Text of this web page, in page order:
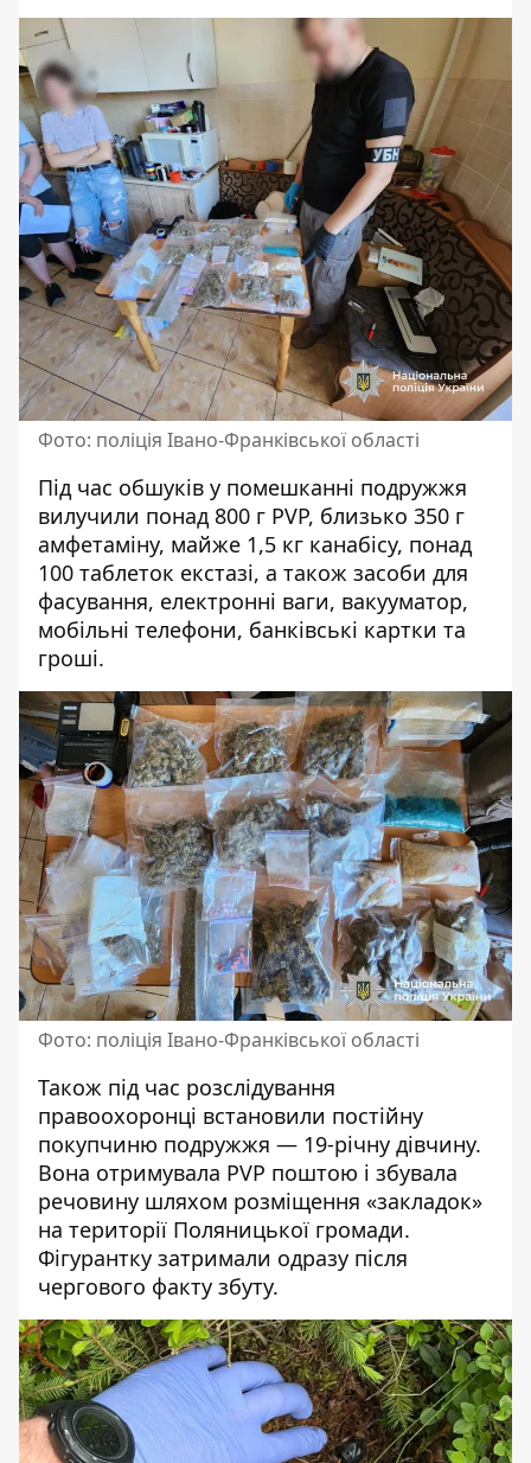
Фото: поліція Івано-Франківської області
Під час обшуків у помешканні подружжя
вилучили понад 800 г PVP, близько 350 г
амфетаміну, майже 1,5 кг канабісу, понад
100 таблеток екстазі, а також засоби для
фасування, електронні ваги, вакууматор,
мобільні телефони, банківські картки та
гроші.
Фото: поліція Івано-Франківської області
Також під час розслідування
правоохоронці встановили постійну
покупчиню подружжя — 19-річну дівчину.
Вона отримувала PVP поштою і збувала
речовину шляхом розміщення «закладок»
на території Поляницької громади.
Фігурантку затримали одразу після
чергового факту збуту.